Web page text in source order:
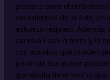
parasito tiene el
necesitamos de la vida,
esfuerzo requiera.
conexión con la tierra y la
con aquellos que pueden
pesar de que puede
garrapata tiene mucho que